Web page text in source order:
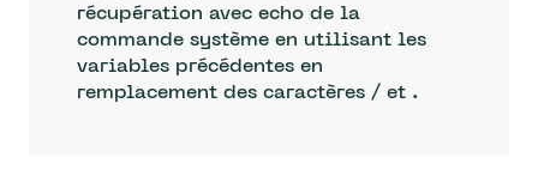
récupération avec echo de la
commande système en utilisant les
variables précédentes en
remplacement des caractères / et .